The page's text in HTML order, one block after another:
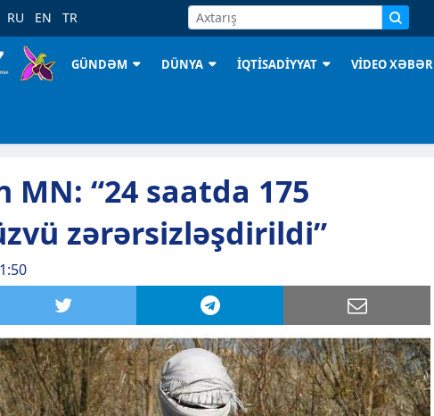
RU EN TR
GÜNDƏM DÜNYA İQTİSADİYYAT VİDEO XƏBƏR
MN: “24 saatda 175
zərərsizləşdirildi”